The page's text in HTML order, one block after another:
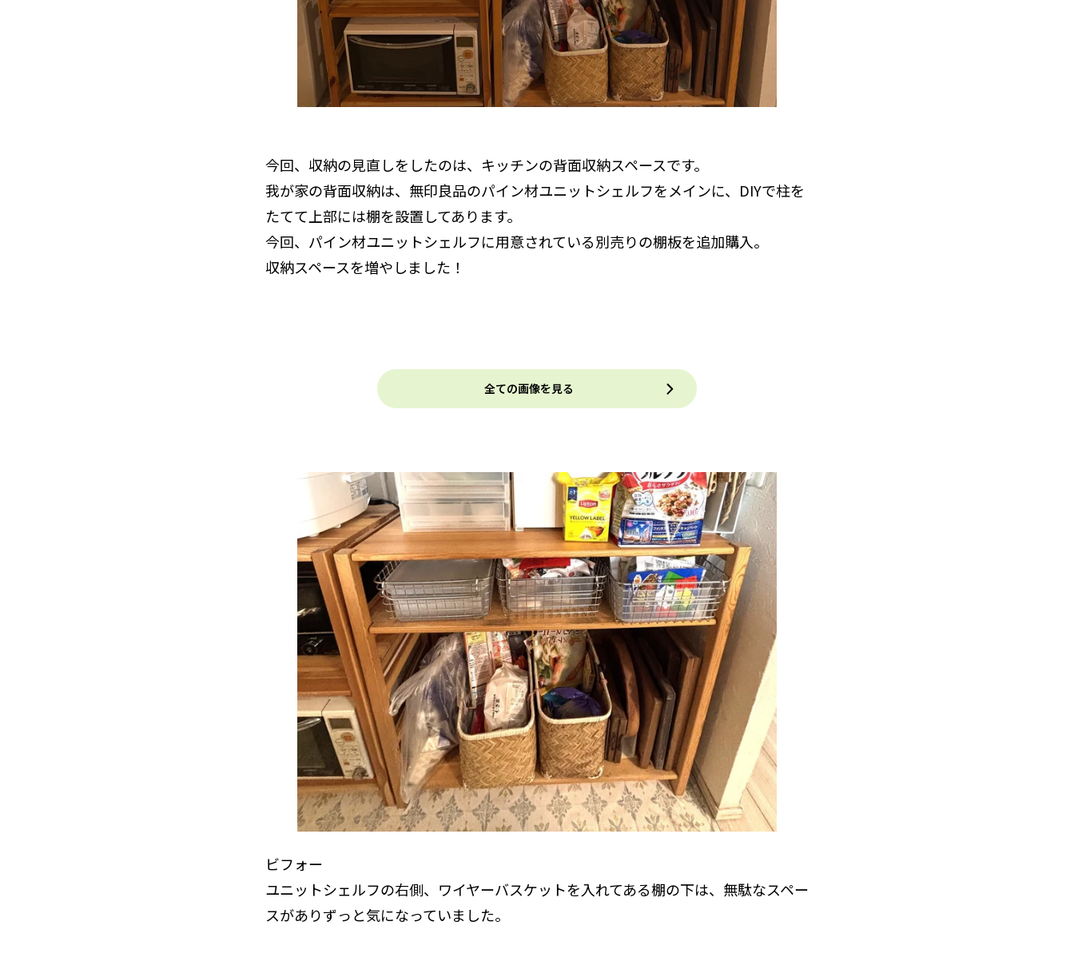
今回、収納の見直しをしたのは、キッチンの背面収納スペースです。
我が家の背面収納は、無印良品のパイン材ユニットシェルフをメインに、DIYで柱を
たてて上部には棚を設置してあります。
今回、パイン材ユニットシェルフに用意されている別売りの棚板を追加購入。
収納スペースを増やしました！
全ての画像を見る
ビフォー
ユニットシェルフの右側、ワイヤーバスケットを入れてある棚の下は、無駄なスペー
スがありずっと気になっていました。